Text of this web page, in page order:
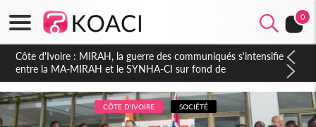
0
Côte d'Ivoire : Indépendance 2026, Thiam plaide pour un
environnement démocratique plus apaisé
CÔTE D'IVOIRE SOCIÉTÉ